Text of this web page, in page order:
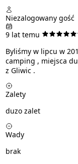
Niezalogowany gość
9 lat temu
Byliśmy w lipcu w
camping , miejsca
z Gliwic .
Zalety
duzo zalet
Wady
brak